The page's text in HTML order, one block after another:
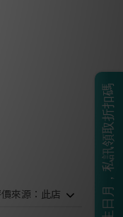
BOSS生日月，私訊領取折扣碼